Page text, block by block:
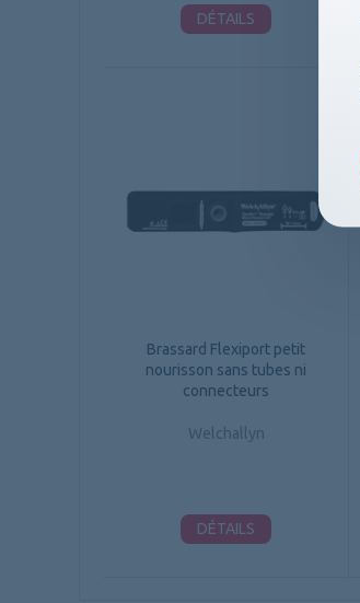
DÉTAILS
Brassard Flexiport petit
nourisson sans tubes ni
connecteurs
Welchallyn
DÉTAILS